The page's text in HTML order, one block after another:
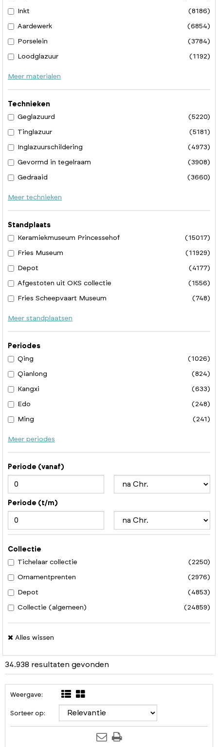
Inkt (8186)
Aardewerk (6854)
Porselein (3784)
Loodglazuur (1192)
Meer materialen
Technieken
Geglazuurd
(5220)
Tinglazuur (5181)
Inglazuurschildering (4973)
Gevormd in tegelraam (3908)
Gedraaid (3660)
Meer technieken
Standplaats
Keramiekmuseum Princessehof
(15017)
Fries Museum (11929)
Depot (4177)
Afgestoten uit OKS collectie (1556)
Fries Scheepvaart Museum (748)
Meer standplaatsen
Periodes
Qing
(1026)
Qianlong (824)
Kangxi (633)
Edo (248)
Ming (241)
Meer periodes
Periode (vanaf)
Periode (t/m)
Collectie
Tichelaar collectie
(2250)
Ornamentprenten (2976)
Depot (4853)
Collectie (algemeen) (24859)
Alles wissen
34.938 resultaten gevonden
Weergave:
Sorteer op: